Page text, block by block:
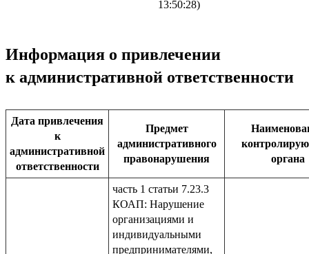
13:50:28)
Информация о привлечении
к административной ответственности
Дата привлечения
к
административной
ответственности
Предмет
административного
правонарушения
органа
часть 1 статьи 7.23.3
КОАП: Нарушение
организациями и
индивидуальными
предпринимателями,